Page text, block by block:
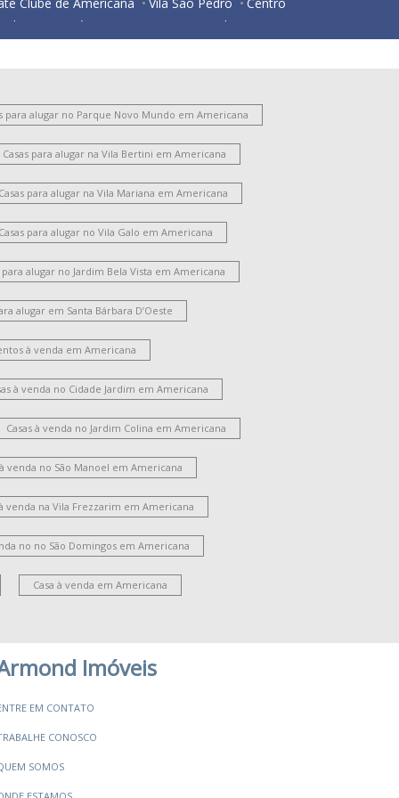
Jardim Santa Lúcia
Parque Nova Carioba
Rodrigues
Parque Gramado
Jardim Lizandra
Vila Pavan
Vale das Paineiras
Residencial Nardini
Jardim das Orquídeas
São Roque
Morada do Sol
Letônia
Werner Plaas
Vila Cordenonsi
Machadinho II
Parque Universitário
Limpo
Jardim América
Vila Rehder
Terramérica I
Parque das Nações
Liberdade
Santo Antônio
Residencial Jardim Villagio
Portal da Colina
Parque Residencial Jaguari
Residencial Jardim Villagio II
Jardim Guanabara
Vila Bela
Santa Catarina
Jardim Ipiranga
Santana
Residencial Jardim Esperança
Santa Maria
Jardim Bertoni
Clube de Campinas
Jardim Brasília
Campo Verde
Jardim Paulistano
para alugar no Parque Novo Mundo em Americana
Casas para alugar na Vila Bertini em Americana
Casas para alugar na Vila Mariana em Americana
Casas para alugar no Vila Galo em Americana
para alugar no Jardim Bela Vista em Americana
alugar em Santa Bárbara D’Oeste
à venda em Americana
à venda no Cidade Jardim em Americana
Casas à venda no Jardim Colina em Americana
à venda no São Manoel em Americana
à venda na Vila Frezzarim em Americana
no no São Domingos em Americana
Casa à venda em Americana
Imóveis
EM CONTATO
CONOSCO
SOMOS